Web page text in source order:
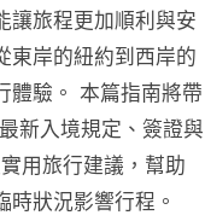
讓旅程更加順利與安
東岸的紐約到西岸的
體驗。 本篇指南將帶
新入境規定、簽證與
用旅行建議，幫助
狀況影響行程。